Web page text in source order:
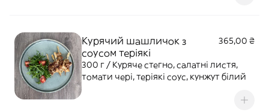
Курячий шашличок з
соусом теріякі
365,00 ₴
300 г / Куряче стегно, салатні листя,
томати чері, теріякі соус, кунжут білий